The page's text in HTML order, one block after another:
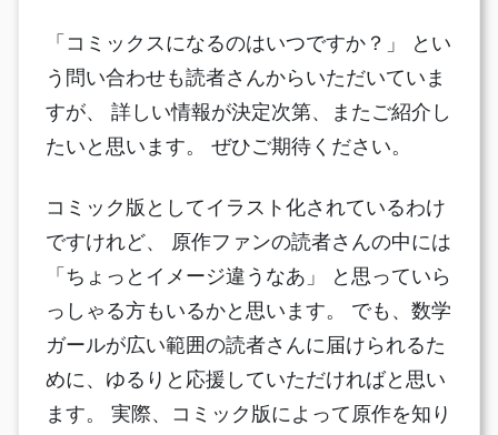
「コミックスになるのはいつですか？」 とい
う問い合わせも読者さんからいただいていま
すが、 詳しい情報が決定次第、またご紹介し
たいと思います。 ぜひご期待ください。
コミック版としてイラスト化されているわけ
ですけれど、 原作ファンの読者さんの中には
「ちょっとイメージ違うなあ」 と思っていら
っしゃる方もいるかと思います。 でも、数学
ガールが広い範囲の読者さんに届けられるた
めに、ゆるりと応援していただければと思い
ます。 実際、コミック版によって原作を知り